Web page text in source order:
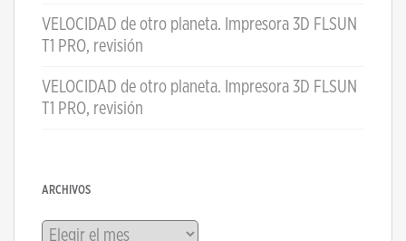
VELOCIDAD de otro planeta. Impresora 3D FLSUN
T1 PRO, revisión
VELOCIDAD de otro planeta. Impresora 3D FLSUN
T1 PRO, revisión
ARCHIVOS
Archivos